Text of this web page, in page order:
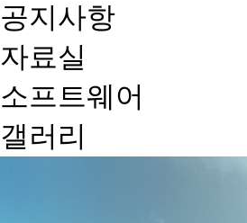
공지사항
자료실
소프트웨어
갤러리